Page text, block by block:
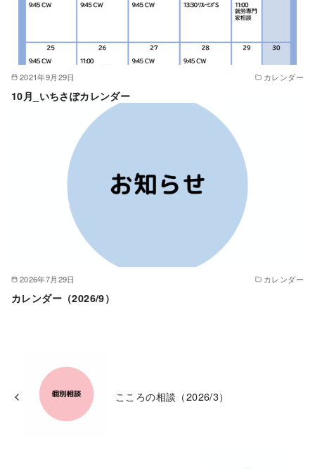
2021年9月29日 カレンダー
10月_いちさぽカレンダー
2026年7月29日 カレンダー
カレンダー（2026/9）
こころの相談（2026/3）